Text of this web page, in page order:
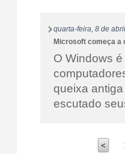
quarta-feira, 8 de
Microsoft começa a
O Windows
queixa
escutado